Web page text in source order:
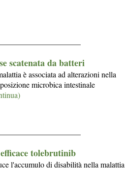
scatenata da batteri
è associata ad alterazioni nella
microbica intestinale
tolebrutinib
l'accumulo di disabilità nella malattia